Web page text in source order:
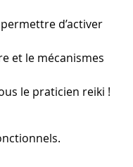
d’activer
et le mécanismes
le praticien reiki !